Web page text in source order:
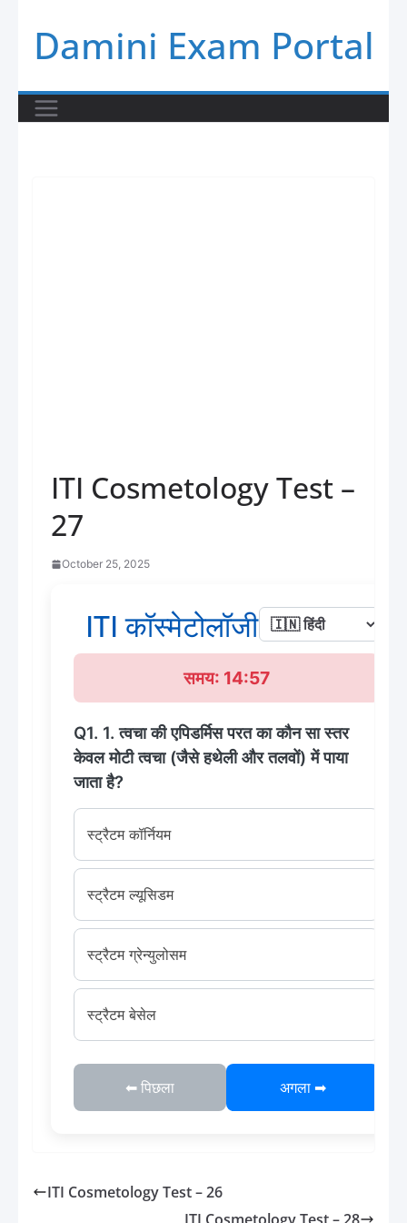
content
Damini Exam Portal
ITI Cosmetology Test –
27
October 25, 2025
ITI कॉस्मेटोलॉजी टेस्ट - 27
समय: 14:57
Q1. 1. त्वचा की एपिडर्मिस परत का कौन सा स्तर
केवल मोटी त्वचा (जैसे हथेली और तलवों) में पाया
जाता है?
स्ट्रैटम कॉर्नियम
स्ट्रैटम ल्यूसिडम
स्ट्रैटम ग्रेन्युलोसम
स्ट्रैटम बेसेल
⬅ पिछला अगला ➡
ITI Cosmetology Test – 26